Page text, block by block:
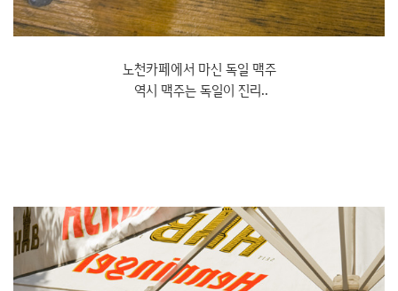
노천카페에서 마신 독일 맥주
역시 맥주는 독일이 진리..